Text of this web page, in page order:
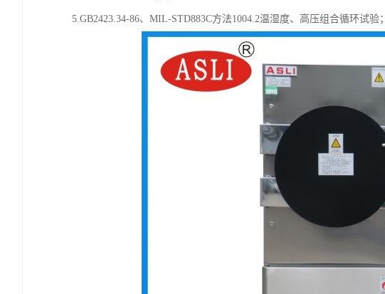
5.GB2423.34-86、MIL-STD883C方法1004.2温湿度、高压组合循环试验；